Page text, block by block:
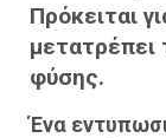
Πρόκειται
μετατρέπει
φύσης.
Ένα